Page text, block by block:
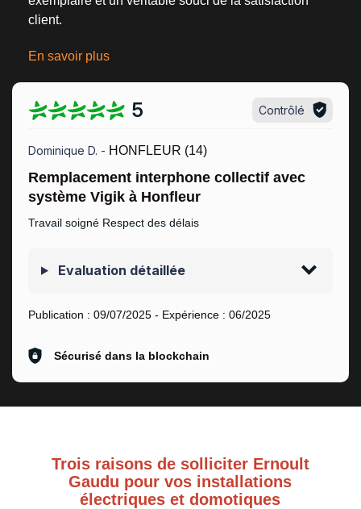
client.
En savoir plus
5 Contrôlé
Dominique D. - HONFLEUR (14)
Remplacement interphone collectif avec
système Vigik à Honfleur
Travail soigné Respect des délais
Evaluation détaillée
Publication : 09/07/2025 - Expérience : 06/2025
Sécurisé dans la blockchain
Trois raisons de solliciter Ernoult
Gaudu pour vos installations
électriques et domotiques